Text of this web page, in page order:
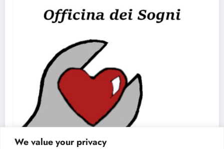
We value your privacy